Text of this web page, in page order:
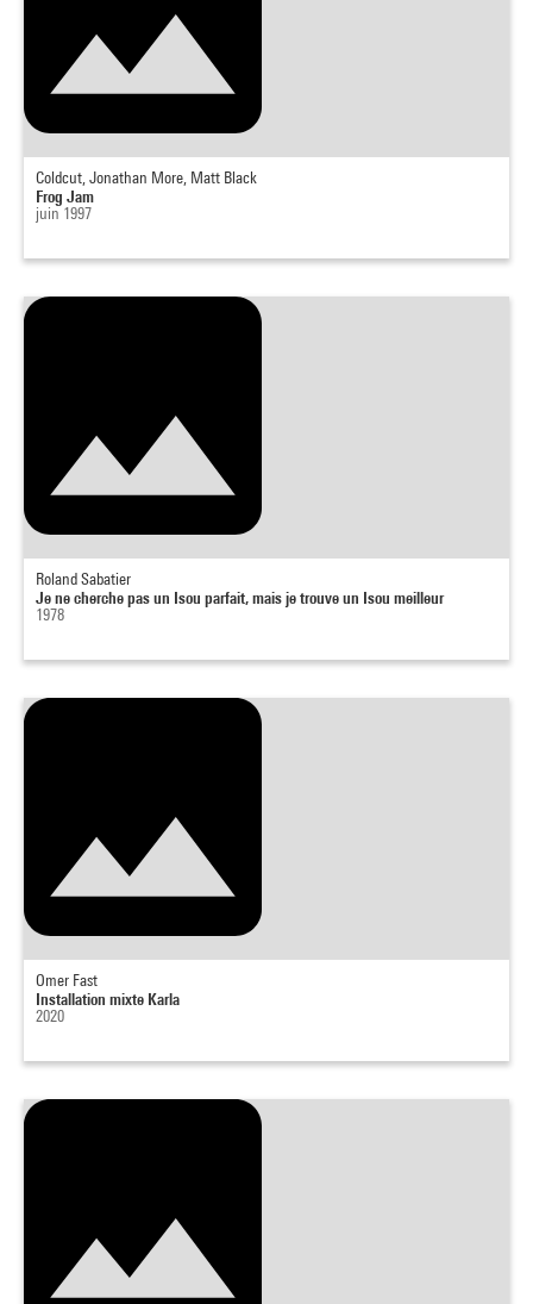
Coldcut, Jonathan More, Matt Black
Frog Jam
juin 1997
Roland Sabatier
Je ne cherche pas un Isou parfait, mais je trouve un Isou meilleur
1978
Omer Fast
Installation mixte Karla
2020